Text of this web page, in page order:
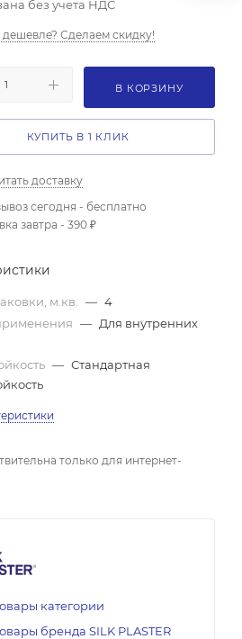
без учета НДС
Сделаем скидку!
В КОРЗИНУ
КУПИТЬ В 1 КЛИК
доставку
сегодня - бесплатно
завтра - 390 ₽
м.кв. — 4
— Для внутренних
— Стандартная
только для интернет-
категории
бренда SILK PLASTER